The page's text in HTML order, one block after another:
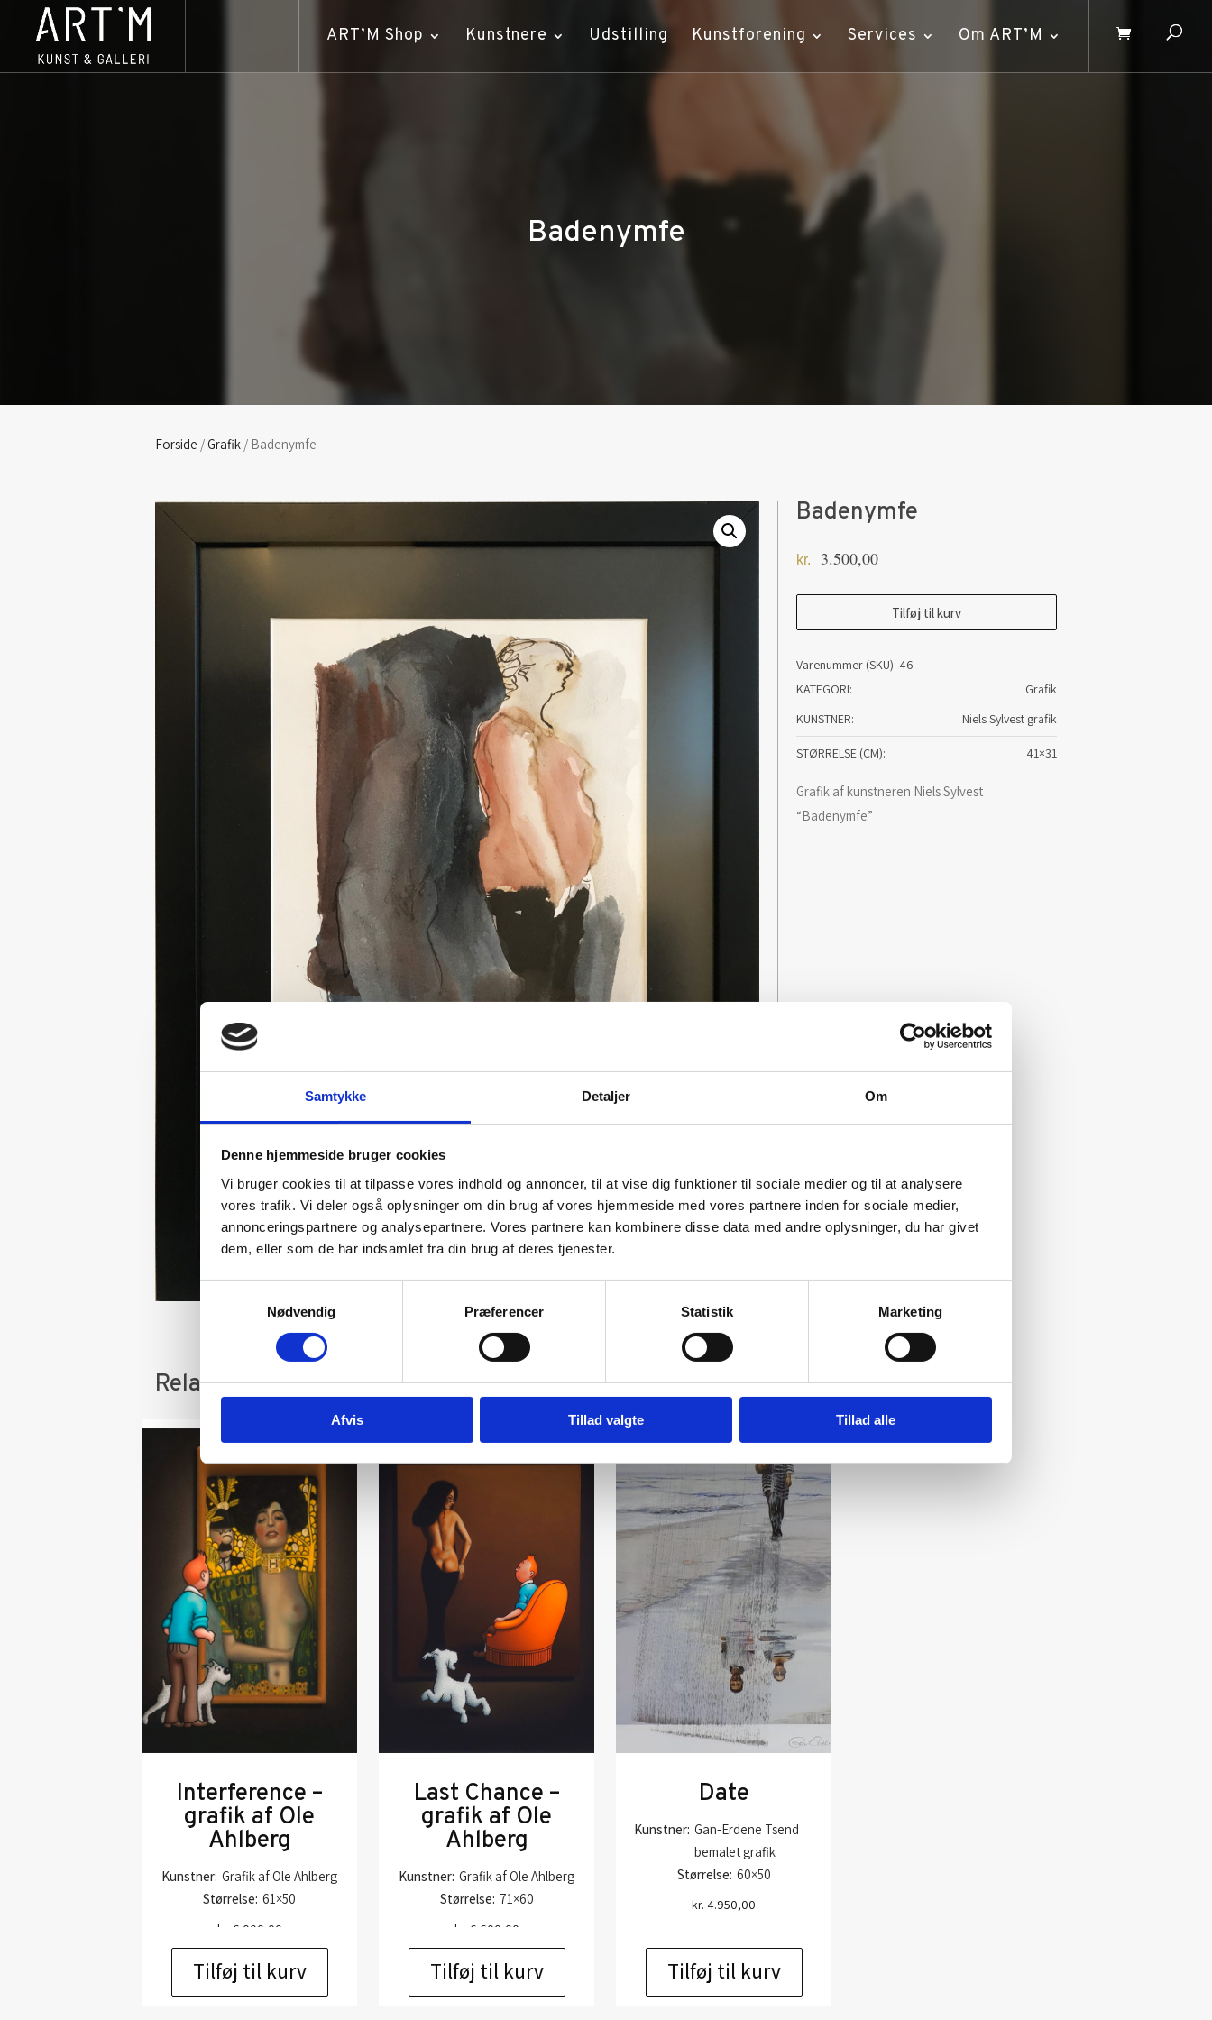
Samtykke Detaljer Om
Denne hjemmeside bruger cookies
Vi bruger cookies til at tilpasse vores indhold og annoncer, til at vise dig funktioner til sociale medier og til at analysere
vores trafik. Vi deler også oplysninger om din brug af vores hjemmeside med vores partnere inden for sociale medier,
annonceringspartnere og analysepartnere. Vores partnere kan kombinere disse data med andre oplysninger, du har givet
dem, eller som de har indsamlet fra din brug af deres tjenester.
Nødvendig
Præferencer Statistik Marketing
Afvis Tillad valgte Tillad alle
ART’M Shop Kunstnere Udstilling Kunstforening Services Om ART’M
Badenymfe
Forside /Grafik / Badenymfe
Badenymfe
kr. 3.500,00
antal
Tilføj til kurv
Varenummer (SKU): 46
KATEGORI:
Grafik
KUNSTNER
Niels Sylvest grafik
STØRRELSE (CM) 41×31
Grafik af kunstneren Niels Sylvest
“Badenymfe”
Relaterede varer
Interference –
grafik af Ole
Ahlberg
Kunstner: Grafik af Ole Ahlberg
Størrelse: 61×50
kr. 6.000,00
Tilføj til kurv
Last Chance –
grafik af Ole
Ahlberg
Kunstner: Grafik af Ole Ahlberg
Størrelse: 71×60
kr. 6.600,00
Tilføj til kurv
Date
Kunstner: Gan-Erdene Tsend
bemalet grafik
Størrelse: 60×50
kr. 4.950,00
Tilføj til kurv